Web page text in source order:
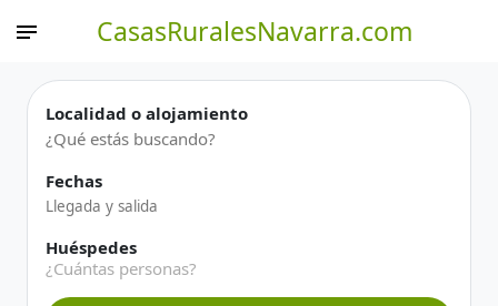
CasasRuralesNavarra.com
Localidad o alojamiento
Fechas
Huéspedes
¿Cuántas personas?